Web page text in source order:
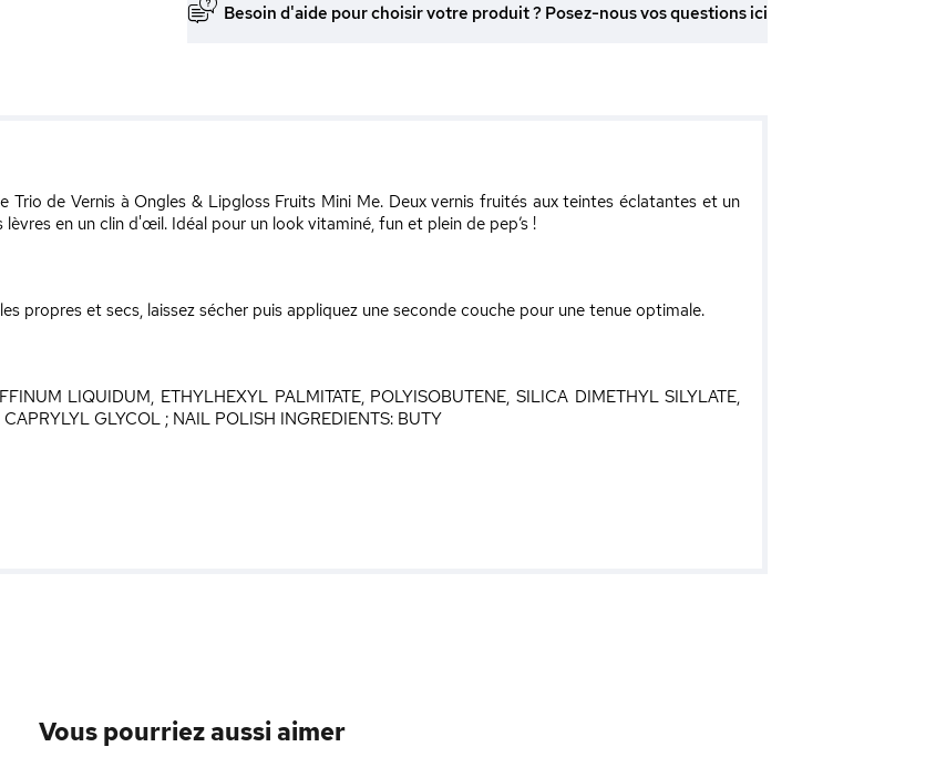
Besoin d'aide pour choisir votre produit ? Posez-nous vos questions ici
Trio de Vernis à Ongles & Lipgloss Fruits Mini Me. Deux vernis fruités aux teintes éclatantes et un
en un clin d'œil. Idéal pour un look vitaminé, fun et plein de pep’s !
propres et secs, laissez sécher puis appliquez une seconde couche pour une tenue optimale.
LIQUIDUM, ETHYLHEXYL PALMITATE, POLYISOBUTENE, SILICA DIMETHYL SILYLATE,
GLYCOL ; NAIL POLISH INGREDIENTS: BUTY
Vous pourriez aussi aimer